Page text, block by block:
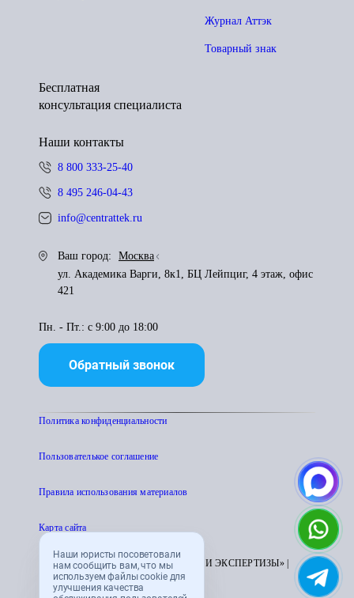
Наши юристы посоветовали
нам сообщить вам, что мы
используем файлы cookie для
улучшения качества
Журнал Аттэк
Товарный знак
Бесплатная
консультация специалиста
Наши контакты
8 800 333-25-40
8 495 246-04-43
info@centrattek.ru
Ваш город:
Москва
ул. Академика Варги, 8к1, БЦ Лейпциг, 4 этаж, офис
421
Пн. - Пт.: с 9:00 до 18:00
Обратный звонок
Политика конфиденциальности
Пользователькое соглашение
Правила использования материалов
Карта сайта
© 1995 - 2026 «ЦЕНТР АТТЕСТАЦИИ И ЭКСПЕРТИЗЫ» |
CENTRATTEK.RU